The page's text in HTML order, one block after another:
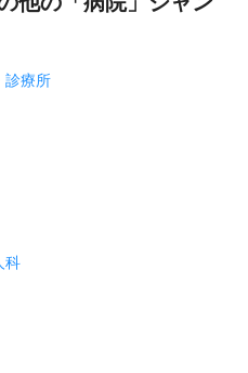
診療所
科